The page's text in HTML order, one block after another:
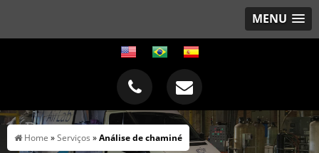
MENU
Home »Serviços »Análise de chaminé